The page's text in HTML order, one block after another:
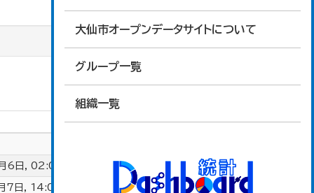
大仙市オープンデータサイトについて
グループ一覧
組織一覧
6日, 02:04 (UTC+00:00)
7日, 14:03 (UTC+00:00)